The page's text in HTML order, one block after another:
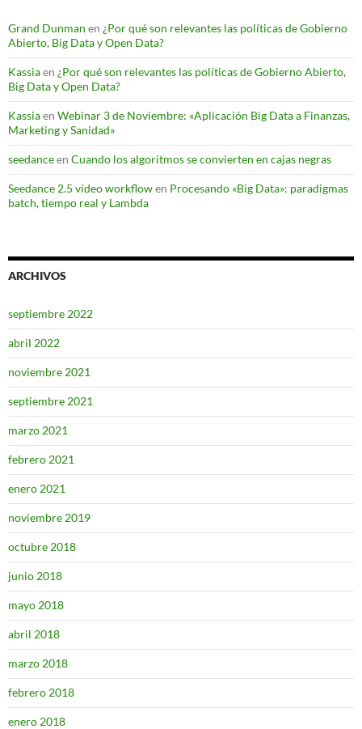
Grand Dunman en ¿Por qué son relevantes las políticas de Gobierno
Abierto, Big Data y Open Data?
Kassiaen ¿Por qué son relevantes las políticas de Gobierno Abierto,
Big Data y Open Data?
Kassiaen Webinar 3 de Noviembre: «Aplicación Big Data a Finanzas,
Marketing y Sanidad»
seedanceen Cuando los algoritmos se convierten en cajas negras
Seedance 2.5 video workflowen Procesando «Big Data»: paradigmas
batch, tiempo real y Lambda
ARCHIVOS
septiembre 2022
abril 2022
noviembre 2021
septiembre 2021
marzo 2021
febrero 2021
enero 2021
noviembre 2019
octubre 2018
junio 2018
mayo 2018
abril 2018
marzo 2018
febrero 2018
enero 2018